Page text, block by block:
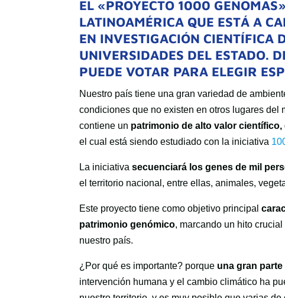
EL «PROYECTO 1000
LATINOAMÉRICA QUE ESTÁ A
EN INVESTIGACIÓN CIENTÍFICA
UNIVERSIDADES DEL ESTADO.
PUEDE VOTAR PARA ELEGIR
Nuestro país tiene una gran variedad de
condiciones que no existen en otros lugares del
contiene un patrimonio de alto valor científico,
el cual está siendo estudiado con la iniciativa
La iniciativasecuenciará los genes de mil
el territorio nacional, entre ellas, animales,
Este proyecto tiene como objetivo principal
patrimonio genómico, marcando un hito
nuestro país.
¿Por qué es importante? porque una gran
intervención humana y el cambio climático ha